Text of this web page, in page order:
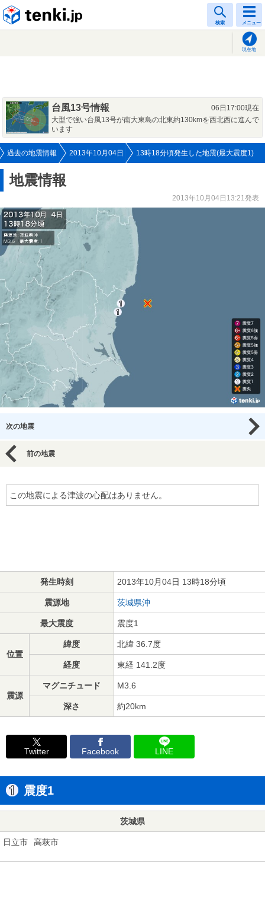
検索 メニュー
現在地
台風13号情報
06日17:00現在
大型で強い台風13号が南大東島の北東約130kmを西北西に進んで
います
過去の地震情報 2013年10月04日 13時18分頃発生した地震(最大震度1)
地震情報
2013年10月04日13:21発表
次の地震
前の地震
この地震による津波の心配はありません。
発生時刻 2013年10月04日 13時18分頃
震源地 茨城県沖
最大震度 震度1
位置
緯度 北緯 36.7度
経度 東経 141.2度
震源
マグニチュード M3.6
深さ 約20km
Twitter Facebook LINE
震度1
茨城県
日立市 高萩市